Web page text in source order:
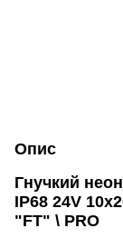
Опис
Гнучкий
IP68 24V
"FT" \ PRO